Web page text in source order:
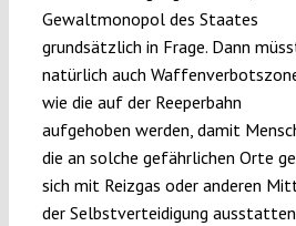
Gewaltmonopol des Staates
grundsätzlich in Frage. Dann
natürlich auch
wie die auf der Reeperbahn
aufgehoben werden, damit
die an solche gefährlichen Orte
sich mit Reizgas oder anderen
der Selbstverteidigung ausstatten